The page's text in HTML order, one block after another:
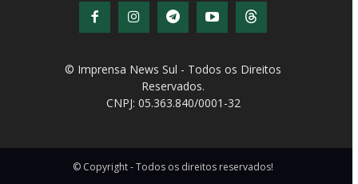
© Imprensa News Sul - Todos os Direitos
Desenvolvido porQiNetcom Agência Digital